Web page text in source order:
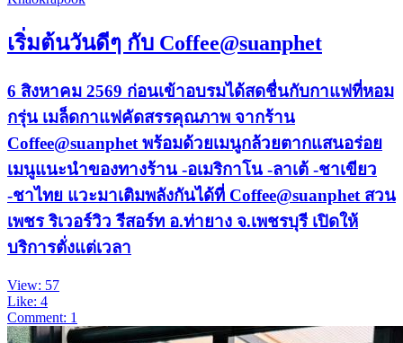
เริ่มต้นวันดีๆ กับ Coffee@suanphet
6 สิงหาคม 2569 ก่อนเข้าอบรมได้สดชื่นกับกาแฟที่หอม
กรุ่น เมล็ดกาแฟคัดสรรคุณภาพ จากร้าน
Coffee@suanphet พร้อมด้วยเมนูกล้วยตากแสนอร่อย
เมนูแนะนำของทางร้าน -อเมริกาโน -ลาเต้ -ชาเขียว
-ชาไทย แวะมาเติมพลังกันได้ที่ Coffee@suanphet สวน
เพชร ริเวอร์วิว รีสอร์ท อ.ท่ายาง จ.เพชรบุรี เปิดให้
บริการตั่งแต่เวลา
View: 57
Like: 4
Comment: 1